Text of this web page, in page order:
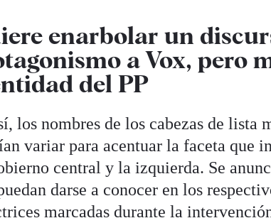
enarbolar un
a Vox, pero
del PP
los nombres de los cabezas de lista
variar para acentuar la faceta que
central y la izquierda. Se
darse a conocer en los
marcadas durante la